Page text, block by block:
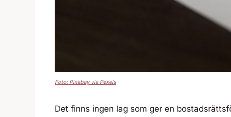
Foto: Pixabay via Pexels
Det finns ingen lag som ger en